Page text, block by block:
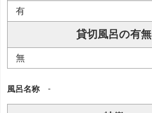
有
貸切風呂の有無
無
風呂名称 -